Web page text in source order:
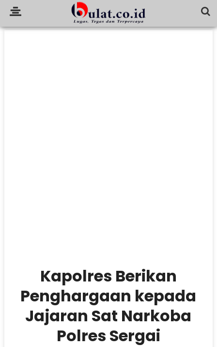
Kapolres Berikan
Penghargaan kepada
Jajaran Sat Narkoba
Polres Sergai